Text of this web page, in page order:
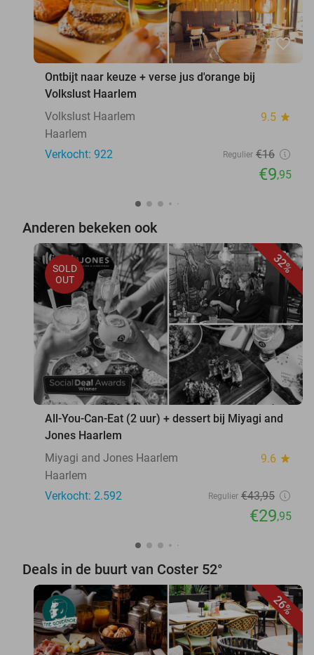
favorite_border
Ontbijt naar keuze + verse jus d'orange bij
Volkslust Haarlem
Volkslust Haarlem
9.5 star
Haarlem
Verkocht: 922
Regulier €16
€9,95
Anderen bekeken ook
32%
SOLD
OUT
All-You-Can-Eat (2 uur) + dessert bij Miyagi and
Jones Haarlem
Miyagi and Jones Haarlem
9.6 star
Haarlem
Verkocht: 2.592
Regulier €43,95
€29,95
Deals in de buurt van Coster 52°
26%